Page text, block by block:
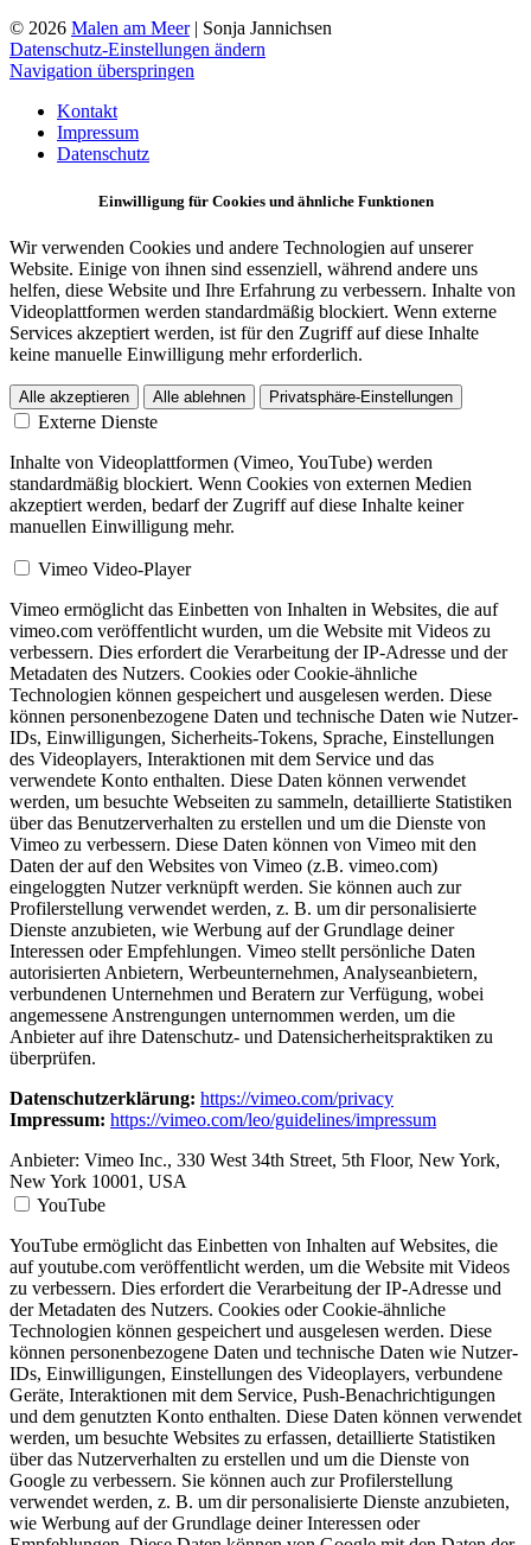
© 2026 Malen am Meer| Sonja Jannichsen
Datenschutz-Einstellungen ändern
Navigation überspringen
Kontakt
Impressum
Datenschutz
Einwilligung für Cookies und ähnliche Funktionen
Wir verwenden Cookies und andere Technologien auf unserer
Website. Einige von ihnen sind essenziell, während andere uns
helfen, diese Website und Ihre Erfahrung zu verbessern. Inhalte von
Videoplattformen werden standardmäßig blockiert. Wenn externe
Services akzeptiert werden, ist für den Zugriff auf diese Inhalte
keine manuelle Einwilligung mehr erforderlich.
Alle akzeptieren Alle ablehnen Privatsphäre-Einstellungen
Externe Dienste
Inhalte von Videoplattformen (Vimeo, YouTube) werden
standardmäßig blockiert. Wenn Cookies von externen Medien
akzeptiert werden, bedarf der Zugriff auf diese Inhalte keiner
manuellen Einwilligung mehr.
Vimeo Video-Player
Vimeo ermöglicht das Einbetten von Inhalten in Websites, die auf
vimeo.com veröffentlicht wurden, um die Website mit Videos zu
verbessern. Dies erfordert die Verarbeitung der IP-Adresse und der
Metadaten des Nutzers. Cookies oder Cookie-ähnliche
Technologien können gespeichert und ausgelesen werden. Diese
können personenbezogene Daten und technische Daten wie Nutzer-
IDs, Einwilligungen, Sicherheits-Tokens, Sprache, Einstellungen
des Videoplayers, Interaktionen mit dem Service und das
verwendete Konto enthalten. Diese Daten können verwendet
werden, um besuchte Webseiten zu sammeln, detaillierte Statistiken
über das Benutzerverhalten zu erstellen und um die Dienste von
Vimeo zu verbessern. Diese Daten können von Vimeo mit den
Daten der auf den Websites von Vimeo (z.B. vimeo.com)
eingeloggten Nutzer verknüpft werden. Sie können auch zur
Profilerstellung verwendet werden, z. B. um dir personalisierte
Dienste anzubieten, wie Werbung auf der Grundlage deiner
Interessen oder Empfehlungen. Vimeo stellt persönliche Daten
autorisierten Anbietern, Werbeunternehmen, Analyseanbietern,
verbundenen Unternehmen und Beratern zur Verfügung, wobei
angemessene Anstrengungen unternommen werden, um die
Anbieter auf ihre Datenschutz- und Datensicherheitspraktiken zu
überprüfen.
Datenschutzerklärung: https://vimeo.com/privacy
Impressum: https://vimeo.com/leo/guidelines/impressum
Anbieter: Vimeo Inc., 330 West 34th Street, 5th Floor, New York,
New York 10001, USA
YouTube
YouTube ermöglicht das Einbetten von Inhalten auf Websites, die
auf youtube.com veröffentlicht werden, um die Website mit Videos
zu verbessern. Dies erfordert die Verarbeitung der IP-Adresse und
der Metadaten des Nutzers. Cookies oder Cookie-ähnliche
Technologien können gespeichert und ausgelesen werden. Diese
können personenbezogene Daten und technische Daten wie Nutzer-
IDs, Einwilligungen, Einstellungen des Videoplayers, verbundene
Geräte, Interaktionen mit dem Service, Push-Benachrichtigungen
und dem genutzten Konto enthalten. Diese Daten können verwendet
werden, um besuchte Websites zu erfassen, detaillierte Statistiken
über das Nutzerverhalten zu erstellen und um die Dienste von
Google zu verbessern. Sie können auch zur Profilerstellung
verwendet werden, z. B. um dir personalisierte Dienste anzubieten,
wie Werbung auf der Grundlage deiner Interessen oder